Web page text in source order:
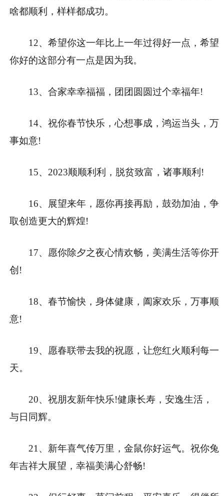
啥都顺利，样样都成功。
12、希望你这一年比上一年过得好一点，希望
你好的这部分有一点是因为我。
13、合家幸幸福福，团团圆圆过个幸福年!
14、祝你春节快乐，心想事成，鸿运当头，万
事如意!
15、2023顺顺利利，脱贫致富，诸事顺利!
16、展望来年，愿你再接再励，鼓劲加油，争
取创造更大的辉煌!
17、愿你除夕之夜心情欢畅，美满生活等你开
创!
18、春节愉快，身体健康，阖家欢乐，万事顺
意!
19、愿春联带去我的祝愿，让您红火顺利每一
天。
20、祝朋友新年快乐!健康长寿，安逸生活，
与日同辉。
21、新年喜气传万里，金鼠你好运气。祝你兔
年吉祥大展望，幸福美满心舒畅!